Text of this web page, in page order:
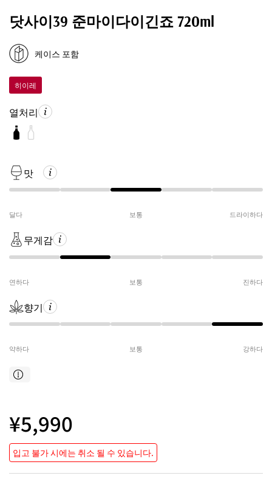
닷사이39 준마이다이긴죠 720ml
케이스 포함
히이레
열처리
맛
달다 보통 드라이하다
무게감
연하다 보통 진하다
향기
약하다 보통 강하다
¥5,990
입고 불가 시에는 취소 될 수 있습니다.